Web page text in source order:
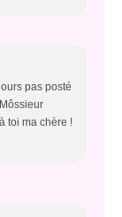
pas posté
toi ma chère !